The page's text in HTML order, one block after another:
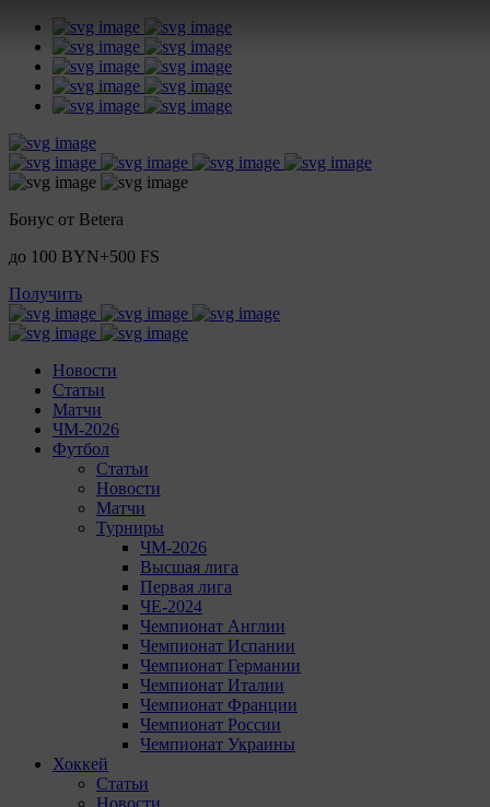
Бонус от Betera
до 100 BYN+500 FS
Получить
Новости
Статьи
Матчи
ЧМ-2026
Футбол
Статьи
Новости
Матчи
Турниры
ЧМ-2026
Высшая лига
Первая лига
ЧЕ-2024
Чемпионат Англии
Чемпионат Испании
Чемпионат Германии
Чемпионат Италии
Чемпионат Франции
Чемпионат России
Чемпионат Украины
Хоккей
Статьи
Новости